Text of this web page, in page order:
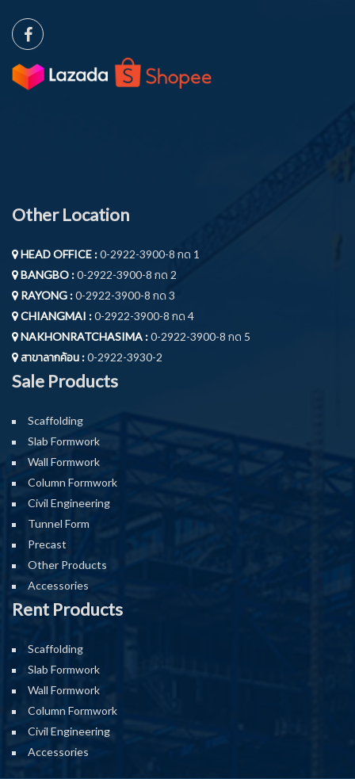
Other Location
HEAD OFFICE :0-2922-3900-8 กด 1
BANGBO :0-2922-3900-8 กด 2
RAYONG :0-2922-3900-8 กด 3
CHIANGMAI :0-2922-3900-8 กด 4
NAKHONRATCHASIMA :0-2922-3900-8 กด 5
สาขาลากค้อน :0-2922-3930-2
Sale Products
Scaffolding
Slab Formwork
Wall Formwork
Column Formwork
Civil Engineering
Tunnel Form
Precast
Other Products
Accessories
Rent Products
Scaffolding
Slab Formwork
Wall Formwork
Column Formwork
Civil Engineering
Accessories